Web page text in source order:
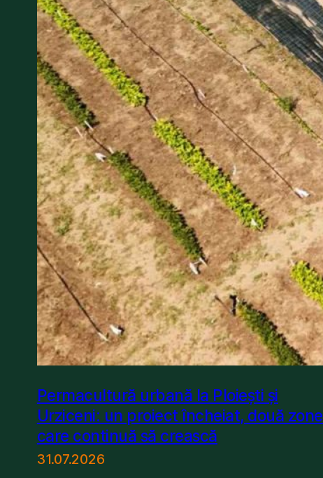
Permacultură urbană la Ploiești și
Urziceni: un proiect încheiat, două zone
care continuă să crească
31.07.2026